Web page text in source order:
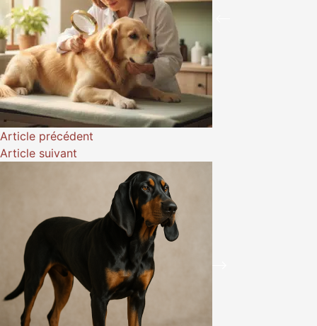
Article précédent
Article suivant